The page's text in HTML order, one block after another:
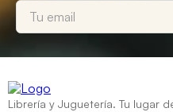
Librería y Juguetería. Tu lugar